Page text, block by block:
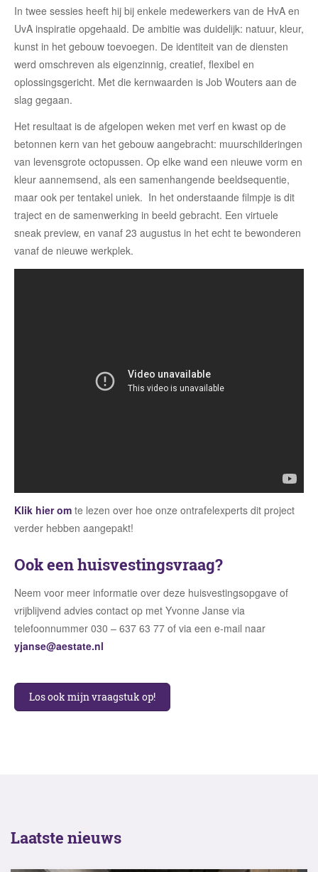
In twee sessies heeft hij bij enkele medewerkers van de HvA en
UvA inspiratie opgehaald. De ambitie was duidelijk: natuur, kleur,
kunst in het gebouw toevoegen. De identiteit van de diensten
werd omschreven als eigenzinnig, creatief, flexibel en
oplossingsgericht. Met die kernwaarden is Job Wouters aan de
slag gegaan.
Het resultaat is de afgelopen weken met verf en kwast op de
betonnen kern van het gebouw aangebracht: muurschilderingen
van levensgrote octopussen. Op elke wand een nieuwe vorm en
kleur aannemsend, als een samenhangende beeldsequentie,
maar ook per tentakel uniek. In het onderstaande filmpje is dit
traject en de samenwerking in beeld gebracht. Een virtuele
sneak preview, en vanaf 23 augustus in het echt te bewonderen
vanaf de nieuwe werkplek.
Klik hier om te lezen over hoe onze ontrafelexperts dit project
verder hebben aangepakt!
Ook een huisvestingsvraag?
Neem voor meer informatie over deze huisvestingsopgave of
vrijblijvend advies contact op met Yvonne Janse via
telefoonnummer 030 – 637 63 77 of via een e-mail naar
yjanse@aestate.nl
Los ook mijn vraagstuk op!
Laatste nieuws